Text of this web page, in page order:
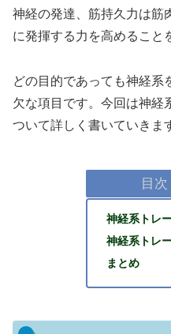
神経の発達、筋持久力は筋
に発揮する力を高めること
どの目的であっても神経系
欠な項目です。今回は神経
ついて詳しく書いていきま
目次
神経系トレ
神経系トレ
まとめ